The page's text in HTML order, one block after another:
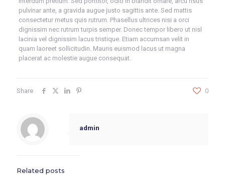
pulvinar ante, a gravida augue justo sagittis ante. Sed mattis
consectetur metus quis rutrum. Phasellus ultrices nisi a orci
dignissim nec rutrum turpis semper. Donec tempor libero ut nisl
lacinia vel dignissim lacus tristique. Etiam accumsan velit in
quam laoreet sollicitudin. Mauris euismod lacus ut magna
placerat ac molestie augue consequat.
Share 0
admin
Related posts